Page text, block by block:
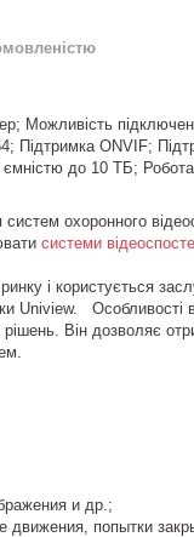
Можливість
Підтримка ONVIF;
до 10 ТБ;
охоронного
системи
і користується
Uniview.
Він дозволяє
и др.;
попытки